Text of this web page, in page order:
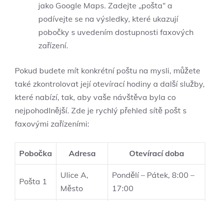
jako Google Maps. Zadejte „pošta“ a
podívejte se na výsledky, které ukazují
pobočky s uvedením dostupnosti faxových
zařízení.
Pokud budete mít konkrétní poštu na mysli, můžete
také zkontrolovat její otevírací hodiny a další služby,
které nabízí, tak, aby vaše návštěva byla co
nejpohodlnější. Zde je rychlý přehled sítě pošt s
faxovými zařízeními:
Pobočka Adresa Otevírací doba
Pošta 1
Ulice A,
Město
Pondělí – Pátek, 8:00 –
17:00